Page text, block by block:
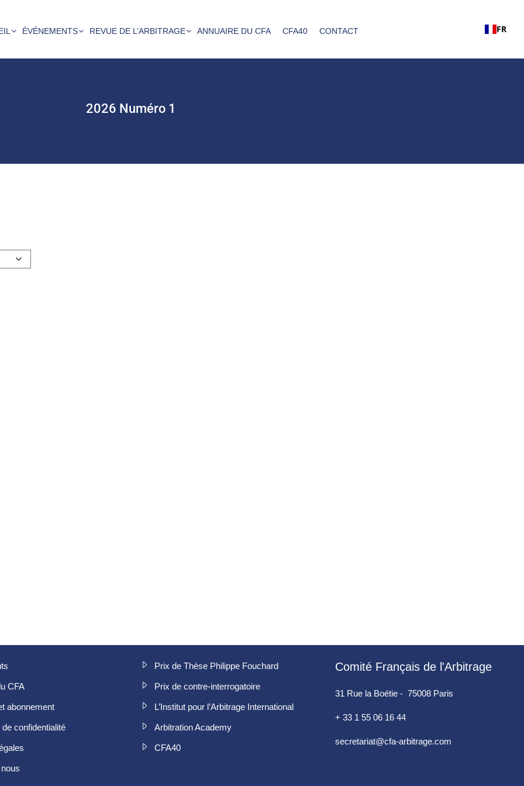
ÉVÉNEMENTS REVUE DE L’ARBITRAGE ANNUAIRE DU CFA CFA40 CONTACT FR
2026 Numéro 1
CFA
abonnement
confidentialité
Prix de Thèse Philippe Fouchard
Prix de contre-interrogatoire
L’Institut pour l’Arbitrage International
Arbitration Academy
CFA40
Comité Français de l'Arbitrage
31 Rue la Boétie - 75008 Paris
+ 33 1 55 06 16 44
secretariat@cfa-arbitrage.com